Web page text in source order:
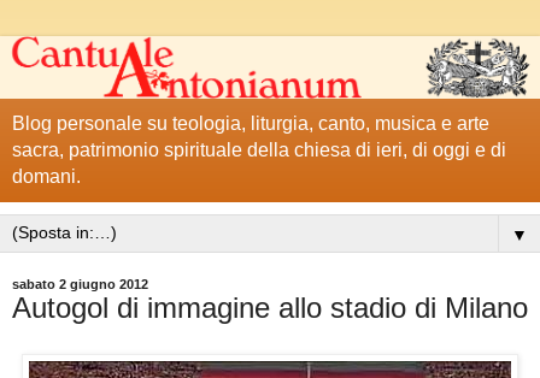
Blog personale su teologia, liturgia, canto, musica e arte
sacra, patrimonio spirituale della chiesa di ieri, di oggi e di
domani.
▼
sabato 2 giugno 2012
Autogol di immagine allo stadio di Milano